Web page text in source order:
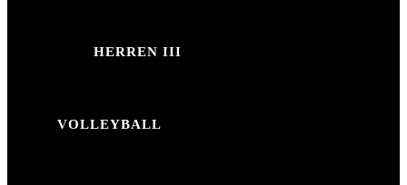
HERREN III
VOLLEYBALL